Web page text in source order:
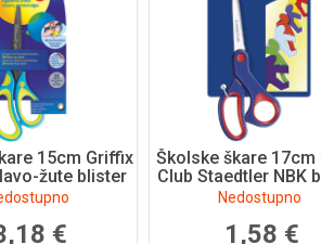
15cm Griffix
žute blister
€
Školske škare 17cm
Club Staedtler NBK
Nedostupno
1,58 €